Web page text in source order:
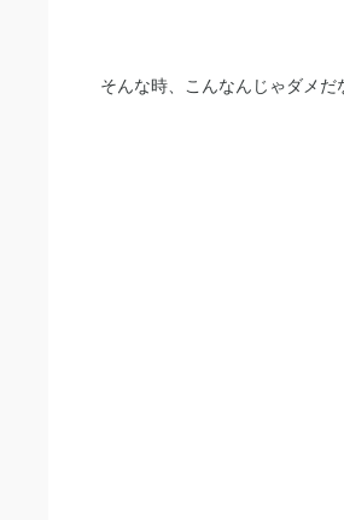
そんな時、こんなんじゃダメだ